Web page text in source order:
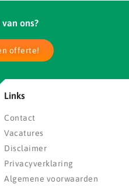
ons?
offerte!
Links
Contact
Vacatures
Disclaimer
Privacyverklaring
Algemene voorwaarden